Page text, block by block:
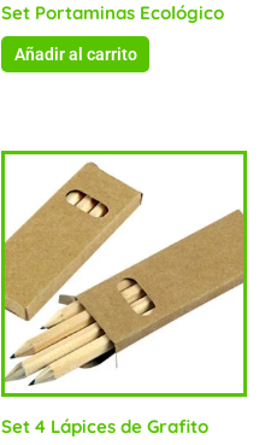
Set Portaminas Ecológico
Añadir al carrito
Set 4 Lápices de Grafito